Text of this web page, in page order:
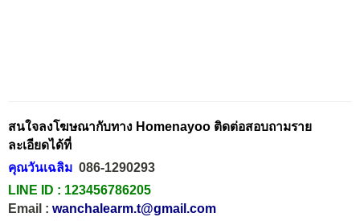
สนใจลงโฆษณากับทาง Homenayoo ติดต่อสอบถามราย
ละเอียดได้ที่
คุณวันเฉลิม 086-1290293
LINE ID : 123456786205
Email : wanchalearm.t@gmail.com